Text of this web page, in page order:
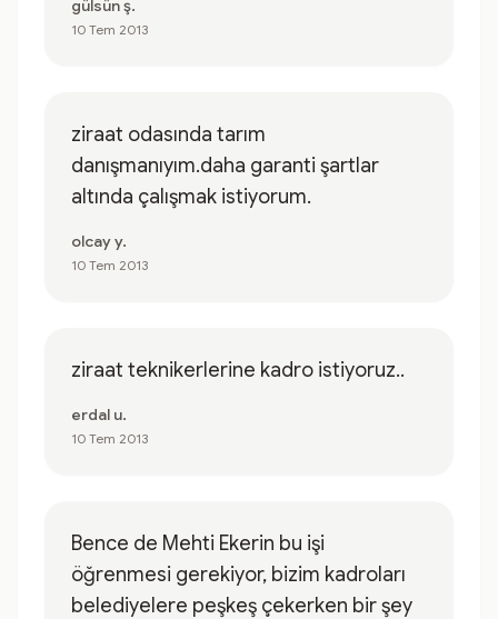
gülsün ş.
10 Tem 2013
ziraat odasında tarım
danışmanıyım.daha garanti şartlar
altında çalışmak istiyorum.
olcay y.
10 Tem 2013
ziraat teknikerlerine kadro istiyoruz..
erdal u.
10 Tem 2013
Bence de Mehti Ekerin bu işi
öğrenmesi gerekiyor, bizim kadroları
belediyelere peşkeş çekerken bir şey